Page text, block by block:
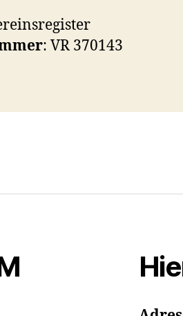
: VR 370143